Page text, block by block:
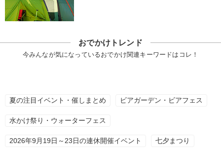
おでかけトレンド
今みんなが気になっているおでかけ関連キーワードはコレ！
夏の注目イベント・催しまとめ ビアガーデン・ビアフェス
水かけ祭り・ウォーターフェス
2026年9月19日～23日の連休開催イベント 七夕まつり